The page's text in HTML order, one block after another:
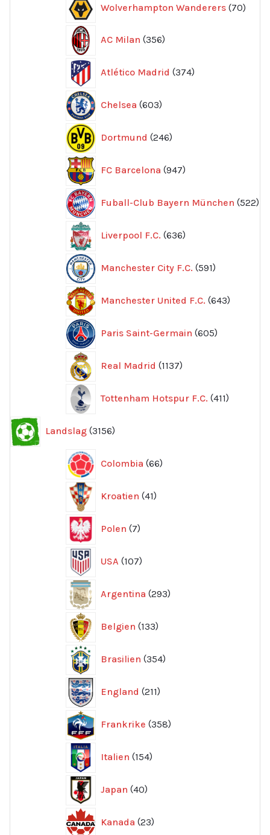
Wolverhampton Wanderers 70
AC Milan 356
produkter
Atlético Madrid 374
produkter
Chelsea 603
produkter
Dortmund 246
produkter
FC Barcelona 947
produkter
Fuball-Club Bayern München 522
Liverpool F.C. 636
produkter
Manchester City F.C. 591
produkter
Manchester United F.C. 643
Paris Saint-Germain 605
produkter
Real Madrid 1137
produkter
Tottenham Hotspur F.C. 411
produkter
Landslag 3156
produkter
Colombia 66
produkter
Kroatien 41
produkter
Polen 7
produkter
USA 107
produkter
Argentina 293
produkter
Belgien 133
produkter
Brasilien 354
produkter
England 211
produkter
Frankrike 358
produkter
Italien 154
produkter
Japan 40
produkter
Kanada 23
produkter